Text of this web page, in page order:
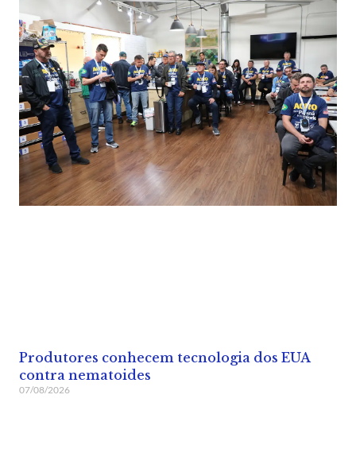
Produtores conhecem tecnologia dos EUA
contra nematoides
07/08/2026